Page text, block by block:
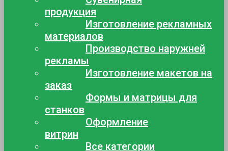
продукция
Изготовление рекламных
материалов
Производство наружней
рекламы
Изготовление макетов на
заказ
Формы и матрицы для
станков
Оформление
витрин
Все категории